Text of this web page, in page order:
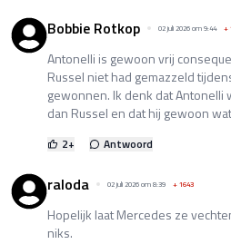
Bobbie Rotkop 02 juli 2026 om 9:44 +
Antonelli is gewoon vrij
Russel niet had gemazzeld
gewonnen. Ik denk dat
dan Russel en dat hij gewoon
2+ Antwoord
raloda 02 juli 2026 om 8:39 +1643
Hopelijk laat Mercedes ze
niks.